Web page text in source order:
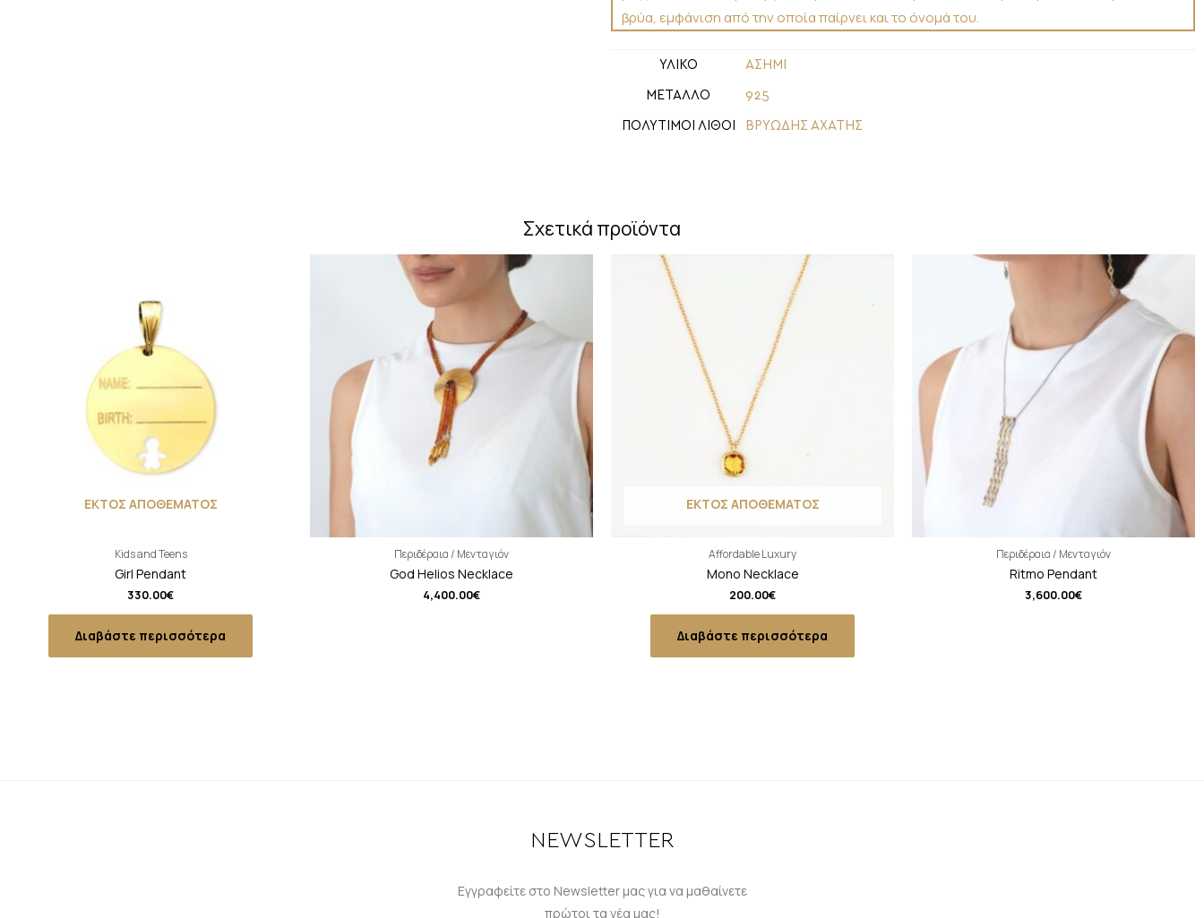
βρύα, εμφάνιση από την οποία παίρνει και το όνομά του.
ΥΛΙΚΟ ΑΣΗΜΙ
ΜΕΤΑΛΛΟ 925
ΠΟΛΥΤΙΜΟΙ ΛΙΘΟΙ ΒΡΥΩΔΗΣ ΑΧΑΤΗΣ
Σχετικά προϊόντα
ΕΚΤΟΣ ΑΠΟΘΕΜΑΤΟΣ
Kids and Teens
Girl Pendant
330.00€
Διαβάστε περισσότερα
Περιδέραια / Μενταγιόν
God Helios Necklace
4,400.00€
ΕΚΤΟΣ ΑΠΟΘΕΜΑΤΟΣ
Affordable Luxury
Mono Necklace
200.00€
Διαβάστε περισσότερα
Περιδέραια / Μενταγιόν
Ritmo Pendant
3,600.00€
NEWSLETTER
Εγγραφείτε στο Newsletter μας για να μαθαίνετε
πρώτοι τα νέα μας!